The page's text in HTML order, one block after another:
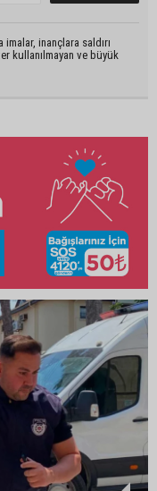
inançlara saldırı
kullanılmayan ve büyük